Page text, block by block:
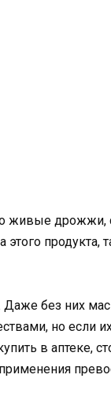
живые дрожжи,
продукта,
без них
но если их
в аптеке,